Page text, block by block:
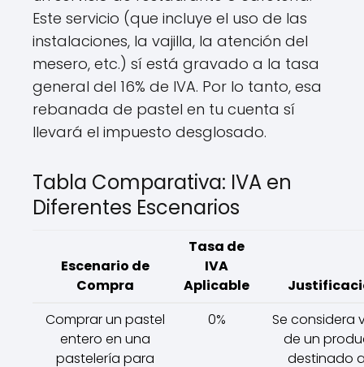
Este servicio (que incluye el uso de las
instalaciones, la vajilla, la atención del
mesero, etc.) sí está gravado a la tasa
general del 16% de IVA. Por lo tanto, esa
rebanada de pastel en tu cuenta sí
llevará el impuesto desglosado.
Tabla Comparativa: IVA en
Diferentes Escenarios
Escenario de
Compra
Tasa de
IVA
Aplicable
Comprar un pastel
entero en una
pastelería para
0%
Se considera
de un
destinado